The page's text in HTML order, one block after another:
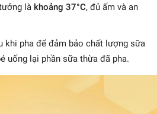
là khoảng 37°C, đủ ấm và an
khi pha để đảm bảo chất lượng sữa
uống lại phần sữa thừa đã pha.